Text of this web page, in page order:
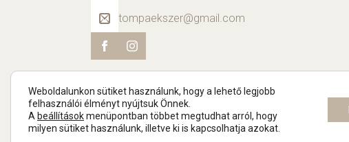
tompaekszer@gmail.com
Weboldalunkon sütiket használunk, hogy a lehető legjobb
felhasználói élményt nyújtsuk Önnek.
A beállításokmenüpontban többet megtudhat arról, hogy
milyen sütiket használunk, illetve ki is kapcsolhatja azokat.